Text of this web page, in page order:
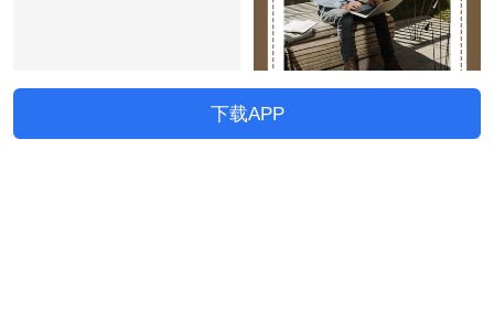
下载APP